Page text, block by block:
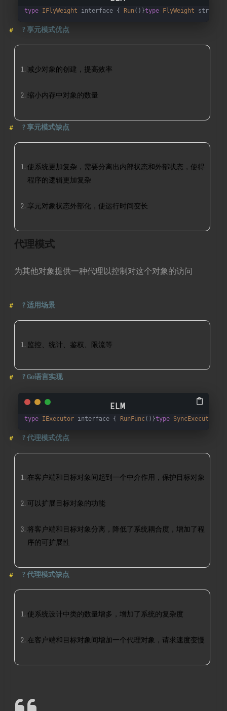
type IFlyWeight interface { Run ()}type FlyWeight struct
?享元模式优点
减少对象的创建，提高效率
缩小内存中对象的数量
?享元模式缺点
使系统更加复杂，需要分离出内部状态和外部状态，使得
程序的逻辑更加复杂
享元对象状态外部化，使运行时间变长
代理模式
为其他对象提供一种代理以控制对这个对象的访问
?适用场景
监控、统计、鉴权、限流等
?Go语言实现
type IExecutor interface { RunFunc()}type SyncExecutor
?代理模式优点
在客户端和目标对象间起到一个中介作用，保护目标对象
可以扩展目标对象的功能
将客户端和目标对象分离，降低了系统耦合度，增加了程
序的可扩展性
?代理模式缺点
使系统设计中类的数量增多，增加了系统的复杂度
在客户端和目标对象间增加一个代理对象，请求速度变慢